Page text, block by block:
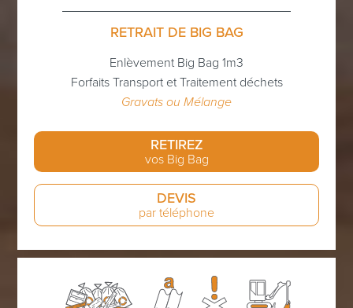
RETRAIT DE BIG BAG
Enlèvement Big Bag 1m3
Forfaits Transport et Traitement déchets
Gravats ou Mélange
RETIREZ
vos Big Bag
DEVIS
par téléphone